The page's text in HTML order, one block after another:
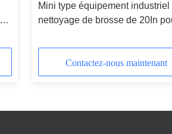
Mini type équipement industriel
nettoyage de brosse de 20In
Contactez-nous maintenant